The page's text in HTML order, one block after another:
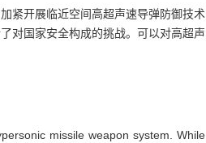
紧开展临近空间高超声速导弹防御技术
对国家安全构成的挑战。可以对高超声
missile weapon system. While